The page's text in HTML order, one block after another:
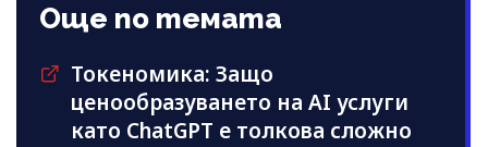
Още по темата
Токеномика: Защо
ценообразуването на AI услуги
като ChatGPT е толкова сложно